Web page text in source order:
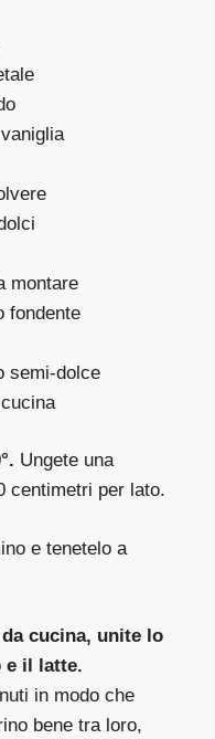
montare
fondente
semi-dolce
Ungete una
centimetri per lato.
e tenetelo a
cucina, unite lo
e il latte.
in modo che
bene tra loro,